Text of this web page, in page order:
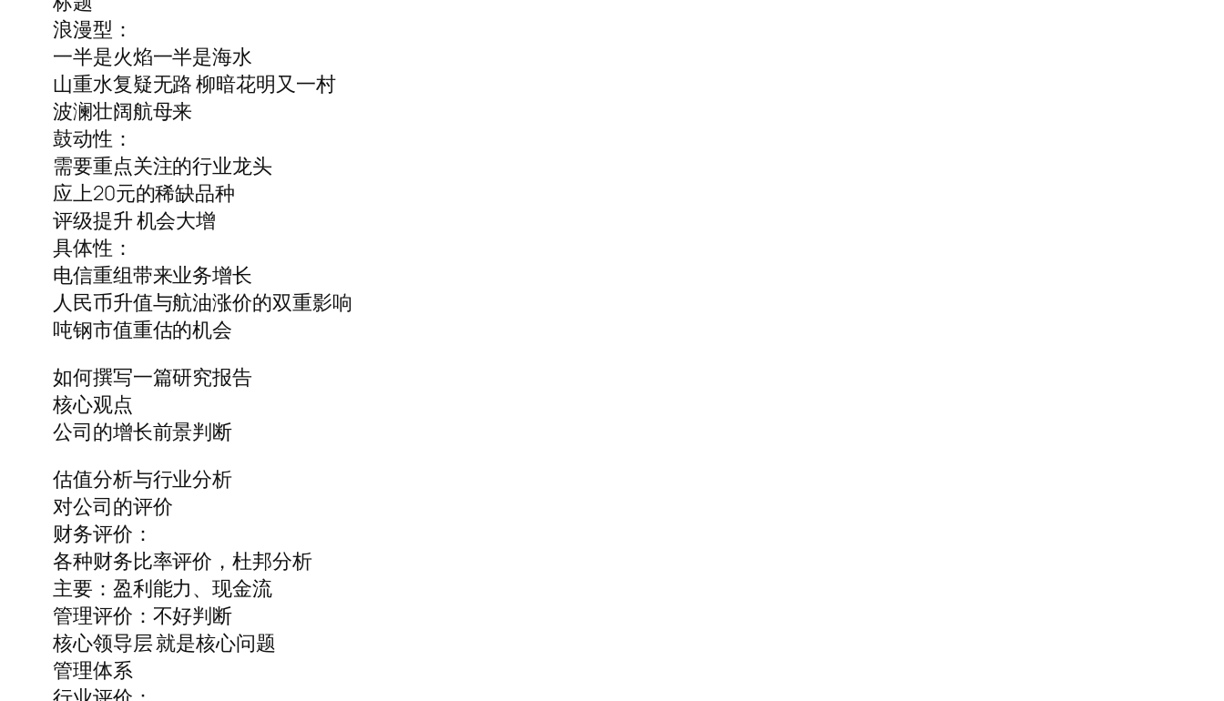
浪漫型：
一半是火焰一半是海水
山重水复疑无路 柳暗花明又一村
波澜壮阔航母来
鼓动性：
需要重点关注的行业龙头
应上20元的稀缺品种
评级提升 机会大增
具体性：
电信重组带来业务增长
人民币升值与航油涨价的双重影响
吨钢市值重估的机会
如何撰写一篇研究报告
核心观点
公司的增长前景判断
估值分析与行业分析
对公司的评价
财务评价：
各种财务比率评价，杜邦分析
主要：盈利能力、现金流
管理评价：不好判断
核心领导层 就是核心问题
管理体系